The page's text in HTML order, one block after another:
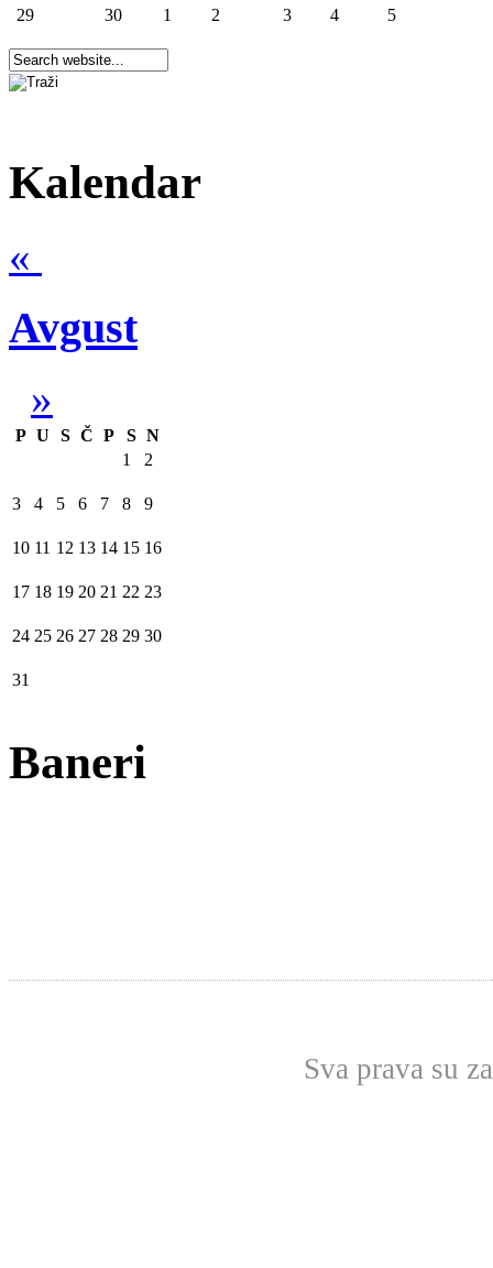
29
30 1 2 3 4 5
Kalendar
«
Avgust
»
P U S Č P S N
1
2
3 4 5 6 7 8 9
10 11 12 13 14 15 16
17 18 19 20 21 22 23
24 25 26 27 28 29 30
31
Baneri
Sva prava su